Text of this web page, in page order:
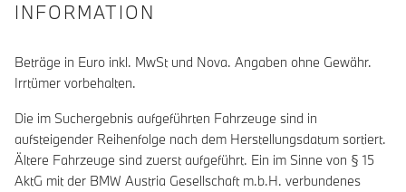
INFORMATION
Beträge in Euro inkl. MwSt und Nova. Angaben ohne Gewähr.
Irrtümer vorbehalten.
Die im Suchergebnis aufgeführten Fahrzeuge sind in
aufsteigender Reihenfolge nach dem Herstellungsdatum sortiert.
Ältere Fahrzeuge sind zuerst aufgeführt. Ein im Sinne von § 15
AktG mit der BMW Austria Gesellschaft m.b.H. verbundenes